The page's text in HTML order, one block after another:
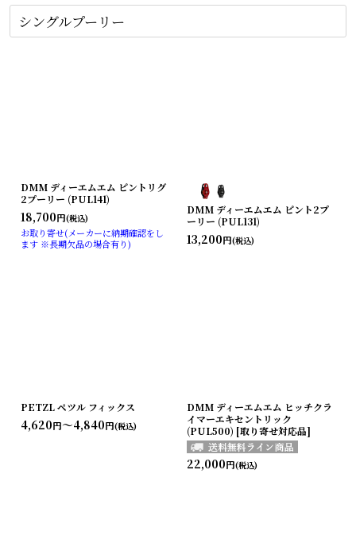
シングルプーリー
DMM ディーエムエム ピントリグ
2プーリー (PUL141)
18,700円(税込)
お取り寄せ(メーカーに納期確認をし
ます ※長期欠品の場合有り)
DMM ディーエムエム ピント2プ
ーリー (PUL131)
13,200円(税込)
PETZL ペツル フィックス
4,620円～4,840円(税込)
DMM ディーエムエム ヒッチクラ
イマーエキセントリック
(PUL500) [取り寄せ対応品]
22,000円(税込)